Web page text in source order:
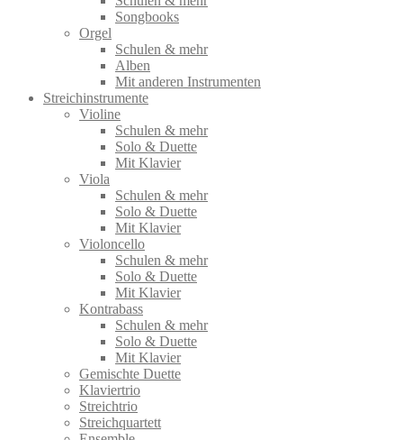
Songbooks
Orgel
Schulen & mehr
Alben
Mit anderen Instrumenten
Streichinstrumente
Violine
Schulen & mehr
Solo & Duette
Mit Klavier
Viola
Schulen & mehr
Solo & Duette
Mit Klavier
Violoncello
Schulen & mehr
Solo & Duette
Mit Klavier
Kontrabass
Schulen & mehr
Solo & Duette
Mit Klavier
Gemischte Duette
Klaviertrio
Streichtrio
Streichquartett